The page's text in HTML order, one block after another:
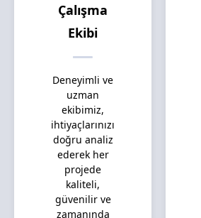
Çalışma
Ekibi
Deneyimli ve
uzman
ekibimiz,
ihtiyaçlarınızı
doğru analiz
ederek her
projede
kaliteli,
güvenilir ve
zamanında